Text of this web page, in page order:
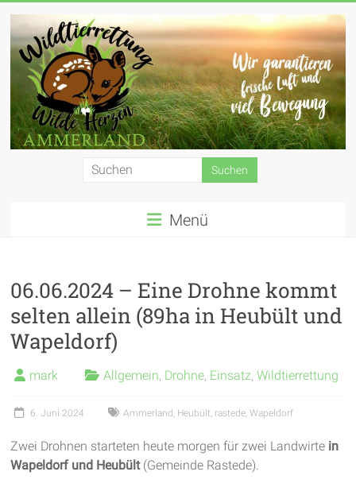
Inhalt
springen
Wildtierrettung
e.
V.
garantieren
Luft
viel
Bewegung
Menü
06.06.2024 – Eine Drohne kommt
selten allein (89ha in Heubült und
Wapeldorf)
mark Allgemein, Drohne, Einsatz,Wildtierrettung
6. Juni 2024 Ammerland , Heubült, rastede,Wapeldorf
Zwei Drohnen starteten heute morgen für zwei Landwirte in
Wapeldorf und Heubült(Gemeinde Rastede).